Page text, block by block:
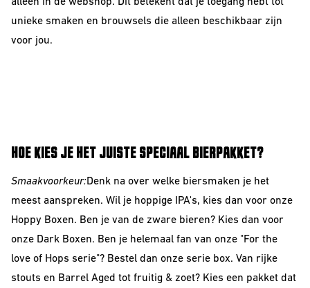
unieke smaken en brouwsels die alleen beschikbaar zijn
voor jou.
HOE KIES JE HET JUISTE SPECIAAL BIERPAKKET?
Smaakvoorkeur:Denk na over welke biersmaken je het
meest aanspreken. Wil je hoppige IPA's, kies dan voor onze
Hoppy Boxen. Ben je van de zware bieren? Kies dan voor
onze Dark Boxen. Ben je helemaal fan van onze "For the
love of Hops serie"? Bestel dan onze serie box. Van rijke
stouts en Barrel Aged tot fruitig & zoet? Kies een pakket dat